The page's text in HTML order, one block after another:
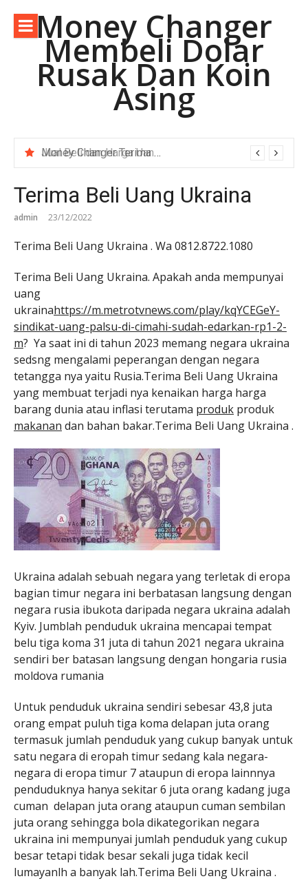
konten Money Changer
Membeli Dolar
Rusak Dan Koin
Asing
Money Changer Terima Dolar Australia Lama.
Terima Beli Uang Ukraina
admin 23/12/2022
Terima Beli Uang Ukraina . Wa 0812.8722.1080
Terima Beli Uang Ukraina. Apakah anda mempunyai
uang
ukrainahttps://m.metrotvnews.com/play/kqYCEGeY-
sindikat-uang-palsu-di-cimahi-sudah-edarkan-rp1-2-
m? Ya saat ini di tahun 2023 memang negara ukraina
sedsng mengalami peperangan dengan negara
tetangga nya yaitu Rusia.Terima Beli Uang Ukraina
yang membuat terjadi nya kenaikan harga harga
barang dunia atau inflasi terutama produk produk
makanan dan bahan bakar.Terima Beli Uang Ukraina .
Ukraina adalah sebuah negara yang terletak di eropa
bagian timur negara ini berbatasan langsung dengan
negara rusia ibukota daripada negara ukraina adalah
Kyiv. Jumblah penduduk ukraina mencapai tempat
belu tiga koma 31 juta di tahun 2021 negara ukraina
sendiri ber batasan langsung dengan hongaria rusia
moldova rumania
Untuk penduduk ukraina sendiri sebesar 43,8 juta
orang empat puluh tiga koma delapan juta orang
termasuk jumlah penduduk yang cukup banyak untuk
satu negara di eropah timur sedang kala negara-
negara di eropa timur 7 ataupun di eropa lainnnya
penduduknya hanya sekitar 6 juta orang kadang juga
cuman delapan juta orang ataupun cuman sembilan
juta orang sehingga bola dikategorikan negara
ukraina ini mempunyai jumlah penduduk yang cukup
besar tetapi tidak besar sekali juga tidak kecil
lumayanlh a banyak lah.Terima Beli Uang Ukraina .